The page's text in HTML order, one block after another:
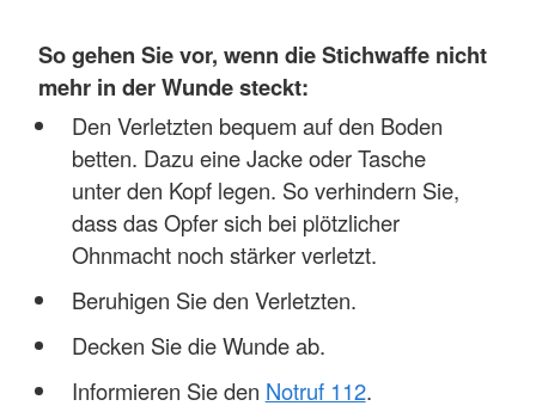
So gehen Sie vor, wenn die Stichwaffe nicht
mehr in der Wunde steckt:
Den Verletzten bequem auf den Boden
betten. Dazu eine Jacke oder Tasche
unter den Kopf legen. So verhindern Sie,
dass das Opfer sich bei plötzlicher
Ohnmacht noch stärker verletzt.
Beruhigen Sie den Verletzten.
Decken Sie die Wunde ab.
Informieren Sie den Notruf 112.